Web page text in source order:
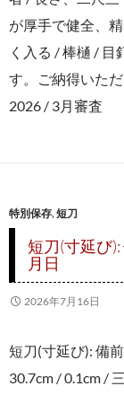
が厚手で健全、
く入る / 棒樋 /
す。ご納得いた
2026 / 3月審査
特別保存,短刀
短刀(寸延び
月日
2026年7月16日
短刀(寸延び): 備
30.7cm / 0.1cm /